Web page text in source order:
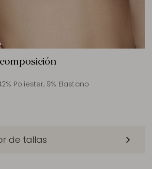
Poliester, 9% Elastano
de tallas